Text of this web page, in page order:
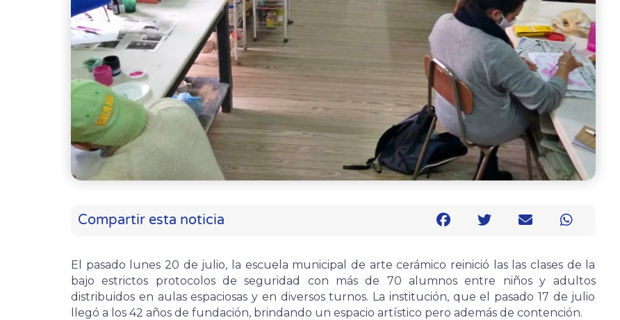
Compartir esta noticia
El pasado lunes 20 de julio, la escuela municipal de arte cerámico reinició las las clases de la
bajo estrictos protocolos de seguridad con más de 70 alumnos entre niños y adultos
distribuidos en aulas espaciosas y en diversos turnos. La institución, que el pasado 17 de julio
llegó a los 42 años de fundación, brindando un espacio artístico pero además de contención.